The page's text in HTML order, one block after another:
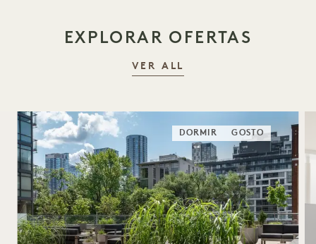
EXPLORAR OFERTAS
VER ALL
DORMIR GOSTO